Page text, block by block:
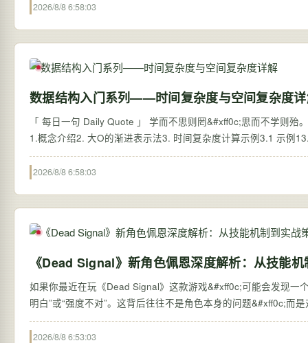
2026/8/8 6:58:03
数据结构入门系列——时间复杂度与空间复杂度
「 每日一句 Daily Quote 」 学而不思则罔&#xff0c;思而不学则殆。” — 《论语为政》 文章目录前言一、算法效率1.1 复杂度的概念二、时间复杂度
1.概念介绍2. 大O的渐进表示法3. 时间复杂度计算示例3.1 示例
2026/8/8 6:58:03
《Dead Signal》新角色佩恩深度解析：从技能
如果你最近在玩《Dead Signal》这款游戏&#xff0c;可能会发现一
明白”或“强度不对”。这背后往往不是角色本身的问题&#xff0c;
2026/8/8 6:53:03